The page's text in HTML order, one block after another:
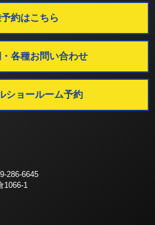
約はこちら
各種お問い合わせ
ショールーム予約
286-6645
1066-1